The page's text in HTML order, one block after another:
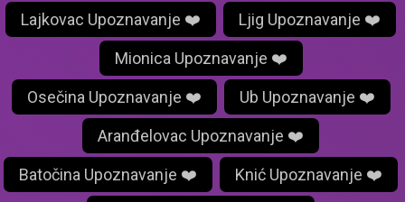
Lajkovac Upoznavanje ❤️ Ljig Upoznavanje ❤️
Mionica Upoznavanje ❤️
Osečina Upoznavanje ❤️ Ub Upoznavanje ❤️
Aranđelovac Upoznavanje ❤️
Batočina Upoznavanje ❤️ Knić Upoznavanje ❤️